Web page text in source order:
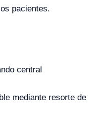
pacientes.
central
mediante resorte de